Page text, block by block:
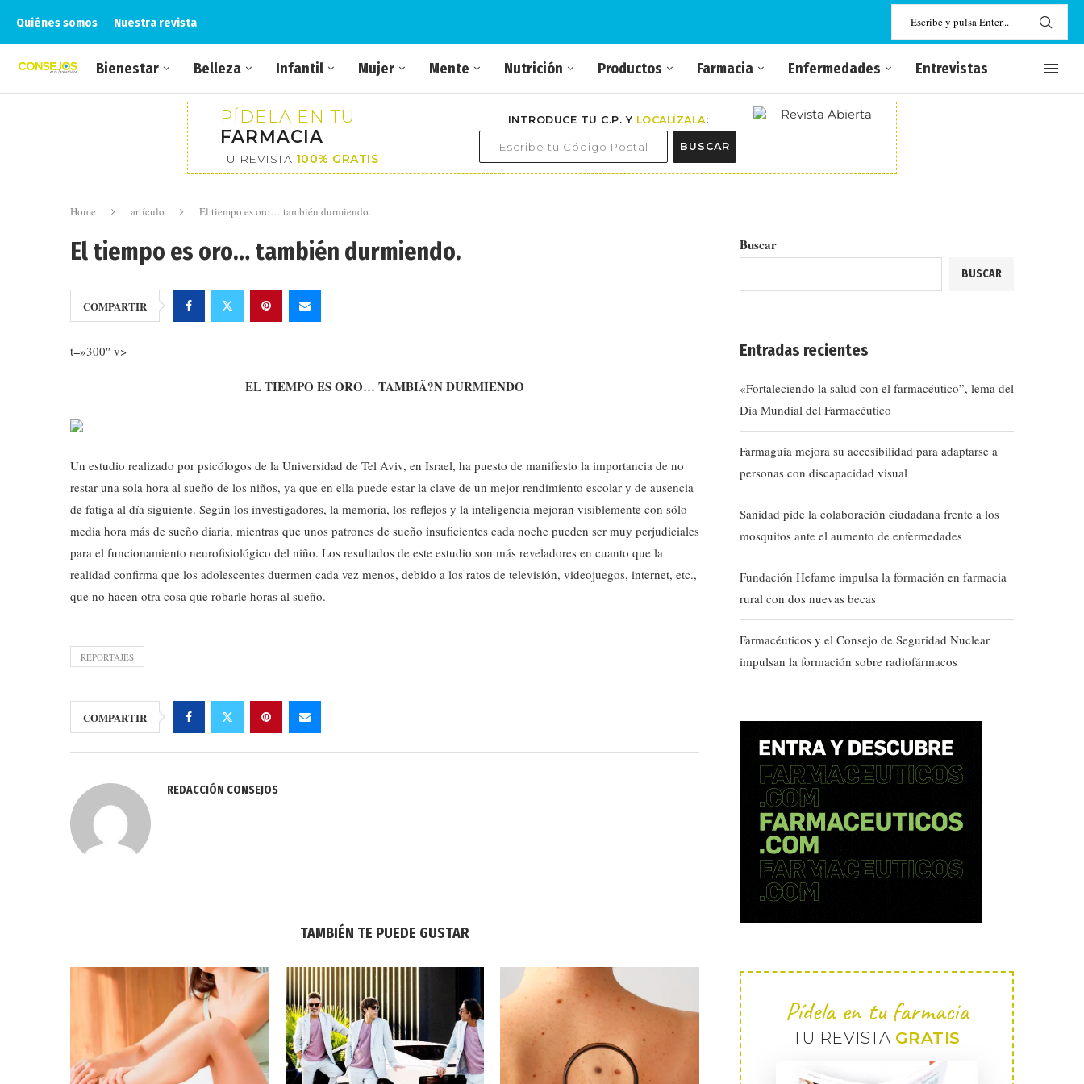
Quiénes somos Nuestra revista
Bienestar Belleza Infantil Mujer Mente Nutrición Productos Farmacia Enfermedades Entrevistas
PÍDELA EN TU
FARMACIA
TU REVISTA 100% GRATIS
INTRODUCE TU C.P. Y LOCALÍZALA:
BUSCAR
Home artículo El tiempo es oro… también durmiendo.
El tiempo es oro… también durmiendo.
COMPARTIR
t=»300″ v>
EL TIEMPO ES ORO… TAMBIÃ?N DURMIENDO
Un estudio realizado por psicólogos de la Universidad de Tel Aviv, en Israel, ha puesto de manifiesto la importancia de no
restar una sola hora al sueño de los niños, ya que en ella puede estar la clave de un mejor rendimiento escolar y de ausencia
de fatiga al día siguiente. Según los investigadores, la memoria, los reflejos y la inteligencia mejoran visiblemente con sólo
media hora más de sueño diaria, mientras que unos patrones de sueño insuficientes cada noche pueden ser muy perjudiciales
para el funcionamiento neurofisiológico del niño. Los resultados de este estudio son más reveladores en cuanto que la
realidad confirma que los adolescentes duermen cada vez menos, debido a los ratos de televisión, videojuegos, internet, etc.,
que no hacen otra cosa que robarle horas al sueño.
REPORTAJES
COMPARTIR
REDACCIÓN CONSEJOS
TAMBIÉN TE PUEDE GUSTAR
Buscar
BUSCAR
Entradas recientes
«Fortaleciendo la salud con el farmacéutico”, lema del
Día Mundial del Farmacéutico
Farmaguia mejora su accesibilidad para adaptarse a
personas con discapacidad visual
Sanidad pide la colaboración ciudadana frente a los
mosquitos ante el aumento de enfermedades
Fundación Hefame impulsa la formación en farmacia
rural con dos nuevas becas
Farmacéuticos y el Consejo de Seguridad Nuclear
impulsan la formación sobre radiofármacos
Pídela en tu farmacia
TU REVISTA GRATIS